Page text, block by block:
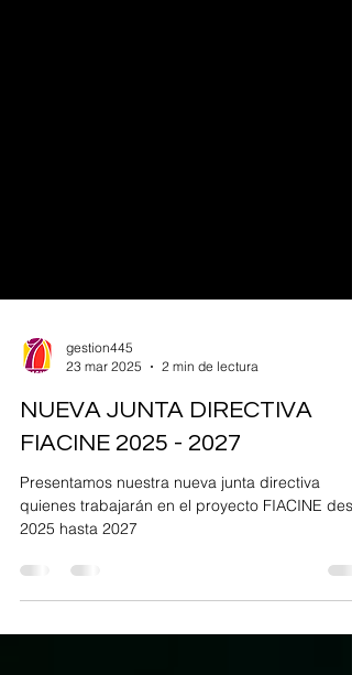
23 mar 2025
2 min de lectura
NUEVA JUNTA DIRECTIVA
FIACINE 2025 - 2027
Presentamos nuestra nueva junta directiva
quienes trabajarán en el proyecto FIACINE
2025 hasta 2027